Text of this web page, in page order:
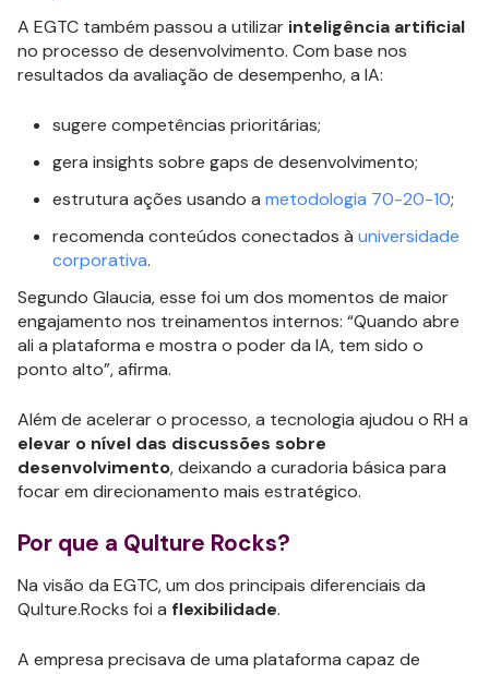
A EGTC também passou a utilizar inteligência artificial
no processo de desenvolvimento. Com base nos
resultados da avaliação de desempenho, a IA:
sugere competências prioritárias;
gera insights sobre gaps de desenvolvimento;
estrutura ações usando a metodologia 70-20-10;
recomenda conteúdos conectados à universidade
corporativa.
Segundo Glaucia, esse foi um dos momentos de maior
engajamento nos treinamentos internos: “Quando abre
ali a plataforma e mostra o poder da IA, tem sido o
ponto alto”, afirma.
Além de acelerar o processo, a tecnologia ajudou o RH a
elevar o nível das discussões sobre
desenvolvimento, deixando a curadoria básica para
focar em direcionamento mais estratégico.
Por que a Qulture Rocks?
Na visão da EGTC, um dos principais diferenciais da
Qulture.Rocks foi a flexibilidade.
A empresa precisava de uma plataforma capaz de